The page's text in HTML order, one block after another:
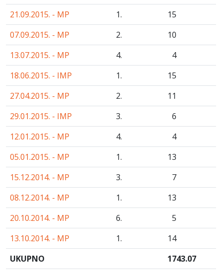
21.09.2015. - MP
1.
15
07.09.2015. - MP
2.
10
13.07.2015. - MP
4.
4
18.06.2015. - IMP
1.
15
27.04.2015. - MP
2.
11
29.01.2015. - IMP
3.
6
12.01.2015. - MP
4.
4
05.01.2015. - MP
1.
13
15.12.2014. - MP
3.
7
08.12.2014. - MP
1.
13
20.10.2014. - MP
6.
5
13.10.2014. - MP
1.
14
UKUPNO
1743.07